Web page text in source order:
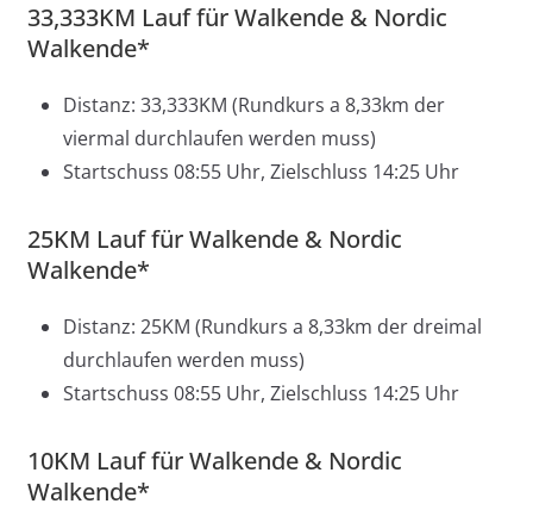
33,333KM Lauf für Walkende & Nordic
Walkende*
Distanz: 33,333KM (Rundkurs a 8,33km der
viermal durchlaufen werden muss)
Startschuss 08:55 Uhr, Zielschluss 14:25 Uhr
25KM Lauf für Walkende & Nordic
Walkende*
Distanz: 25KM (Rundkurs a 8,33km der dreimal
durchlaufen werden muss)
Startschuss 08:55 Uhr, Zielschluss 14:25 Uhr
10KM Lauf für Walkende & Nordic
Walkende*